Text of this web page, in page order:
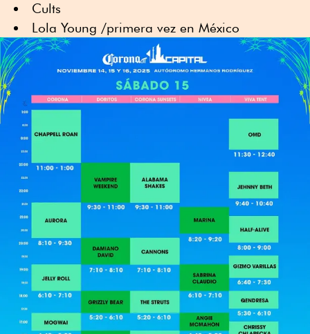
Cults
Lola Young /primera vez en México